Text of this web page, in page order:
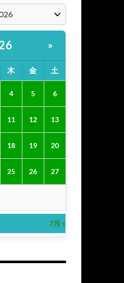
»
木 金 土
4 5 6
11 12 13
18 19 20
25 26 27
7月 »